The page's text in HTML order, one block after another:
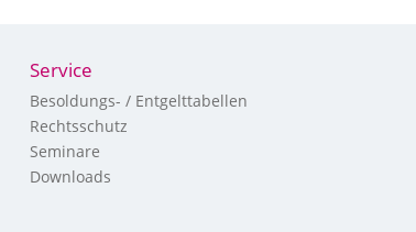
Service
Besoldungs- / Entgelttabellen
Rechtsschutz
Seminare
Downloads